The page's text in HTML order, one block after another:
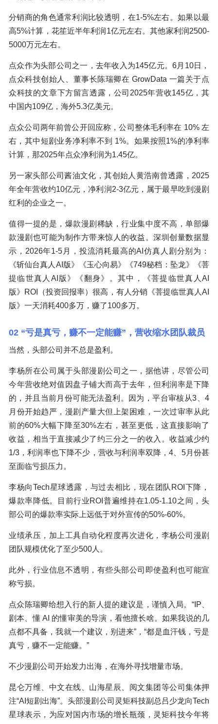
分销商的角色通常利润比较透明，在1-5%左右。如果以最
高5%计算，花笙近半年利润1亿元左右。其他家利润2500-
5000万元左右。
点众作为头部公司之一，去年收入为145亿元。6月10日，
点众科技创始人、董事长陈瑞卿在 GrowData 一篇关于点
众科技的文章下方留言透露，公司2025年营收145亿，其
中国内109亿，海外5.3亿美元。
点众公司两年前曾公开回应称，公司整体毛利率在 10% 左
右，其中短剧业务净利率不到 1%。如果按照1%的净利率
计算，那2025年点众净利润为1.45亿。
另一家头部公司酱油文化，其创始人黄浩南曾透露，2025
年全年营收约10亿元，净利润2-3亿元，属于最早吃到漫剧
红利的企业之一。
值得一提的是，爆款漫剧稀缺，行业集中度不高，单部爆
款漫剧也可能为制作方带来惊人的收益。深圳创量数据显
示，2026年1-5月，投流消耗最高的AI仿真人剧分别为：
《斩仙台真人AI版》《玉心向易》《749秘档：坠龙》《菩
提临世真人AI版》《翻身》。其中，《菩提临世真人AI
版》ROI（投资回报率）很高，有人分销《菩提临世真人AI
版》一天消耗400多万，赚了100多万。
02 “亏是真亏，赚不一定能赚”，营收缩水团队裁员
当然，头部公司并不总是盈利。
李杨所在公司属于头部漫剧公司之一，据他讲，尽管公司
今年营收绝对值因盘子铺大而高于去年，但利润率是下降
的，并且当前月份可能无法盈利。因为，平台审核从3、4
月份开始趋严，漫剧产量大但上架困难，一次过审率从此
前的60%大幅下降至30%左右，甚至更低，这直接影响了
收益，相当于直接减少了约三分之一的收入。收益减少约
1/3，利润率也下降不少，营收与利润率双降，4、5月份甚
至面临亏损压力。
李杨向Tech星球透露，与过去相比，现在团队ROI下降，
爆款率降低。目前行业ROI普遍维持在1.05-1.10之间，头
部公司的爆款率实际上远低于对外宣传的50%-60%。
业绩承压，加上工具自动化程度再次进化，李杨公司漫剧
团队规模优化了至少500人。
此外，行业信息不透明，有些头部公司即使盈利也可能宣
称亏损。
点众陈瑞卿给想入行的新人提的建议是，谨慎入局。“IP、
剧本、懂 AI 的懂审美的导演，看他擅长啥。如果我说的几
点都不具备，我就一个建议，别进来”，“都是血汗钱，亏是
真亏，赚不一定能赚。”
不少漫剧公司开始发力出海，在海外寻找增量市场。
昆仑万维、中文在线、山海星辰、阅文集团等公司集体押
注“AI短剧出海”。头部漫剧公司灵矩科技副总吕少龙向Tech
星球表示，为应对国内市场的增长瓶颈，灵矩科技今年将